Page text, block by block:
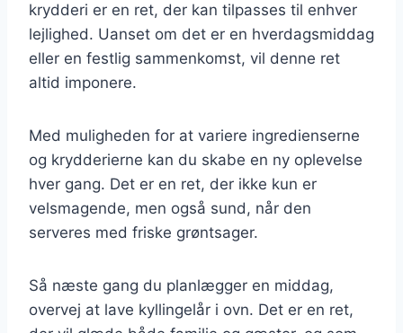
krydderi er en ret, der kan tilpasses til enhver
lejlighed. Uanset om det er en hverdagsmiddag
eller en festlig sammenkomst, vil denne ret
altid imponere.
Med muligheden for at variere ingredienserne
og krydderierne kan du skabe en ny oplevelse
hver gang. Det er en ret, der ikke kun er
velsmagende, men også sund, når den
serveres med friske grøntsager.
Så næste gang du planlægger en middag,
overvej at lave kyllingelår i ovn. Det er en ret,